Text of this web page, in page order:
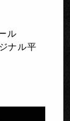
ル
ナル平